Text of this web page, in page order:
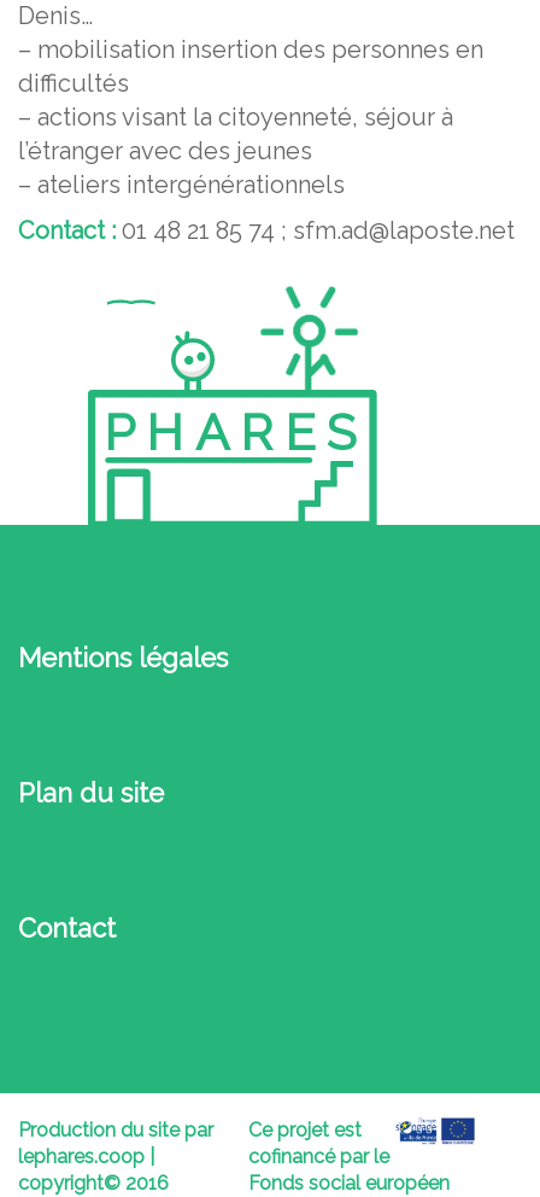
Denis…
– mobilisation insertion des personnes en
difficultés
– actions visant la citoyenneté, séjour à
l’étranger avec des jeunes
– ateliers intergénérationnels
Contact : 01 48 21 85 74 ; sfm.ad@laposte.net
PHARES
Mentions légales
Plan du site
Contact
Production du site par
lephares.coop |
copyright© 2016
Ce projet est
cofinancé par le
Fonds social européen